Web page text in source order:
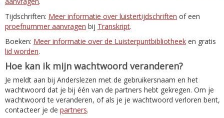
Tijdschriften: Meer informatie over luistertijdschriften of een
proefnummer aanvragen bij Transkript.
Boeken: Meer informatie over de Luisterpuntbibliotheek en gratis
lid worden.
Hoe kan ik mijn wachtwoord veranderen?
Je meldt aan bij Anderslezen met de gebruikersnaam en het
wachtwoord dat je bij één van de partners hebt gekregen. Om je
wachtwoord te veranderen, of als je je wachtwoord verloren bent,
contacteer je de partners.